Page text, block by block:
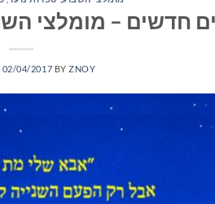
חדשים – מומלצי השבוע
02/04/2017 BYZNOY